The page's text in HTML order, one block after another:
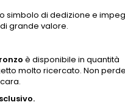
simbolo di dedizione e
grande valore.
è disponibile in quantità
molto ricercato. Non